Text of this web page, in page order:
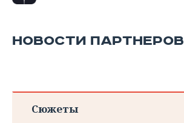
НОВОСТИ ПАРТНЕРОВ
Сюжеты